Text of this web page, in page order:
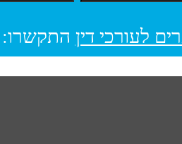
לעורכי דין התקשרו: